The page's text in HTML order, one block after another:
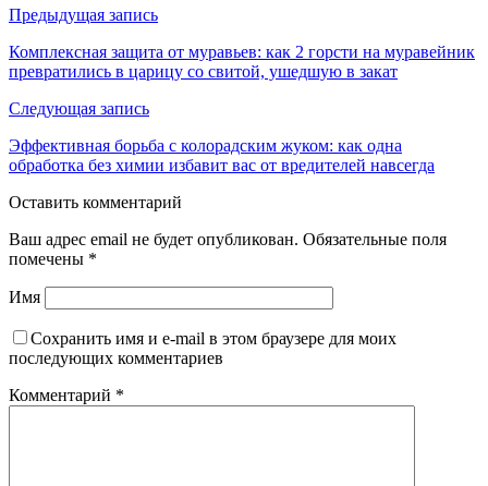
Предыдущая запись
Комплексная защита от муравьев: как 2 горсти на муравейник
превратились в царицу со свитой, ушедшую в закат
Следующая запись
Эффективная борьба с колорадским жуком: как одна
обработка без химии избавит вас от вредителей навсегда
Оставить комментарий
Ваш адрес email не будет опубликован. Обязательные поля
помечены *
Имя
Сохранить имя и e-mail в этом браузере для моих
последующих комментариев
Комментарий *